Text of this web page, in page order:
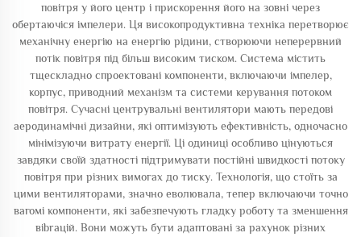
повітря у його центр і прискорення його на зовні через
обертаючіся імпелери. Ця високопродуктивна техніка перетворює
механічну енергію на енергію рідини, створюючи неперервний
потік повітря під більш високим тиском. Система містить
тщескладно спроектовані компоненти, включаючи імпелер,
корпус, приводний механізм та системи керування потоком
повітря. Сучасні центрувальні вентилятори мають передові
аеродинамічні дизайни, які оптимізують ефективність, одночасно
мінімізуючи витрату енергії. Ці одиниці особливо цінуються
завдяки своїй здатності підтримувати постійні швидкості потоку
повітря при різних вимогах до тиску. Технологія, що стоїть за
цими вентиляторами, значно еволювала, тепер включаючи точно
вагомі компоненти, які забезпечують гладку роботу та зменшення
вibrацій. Вони можуть бути адаптовані за рахунок різних